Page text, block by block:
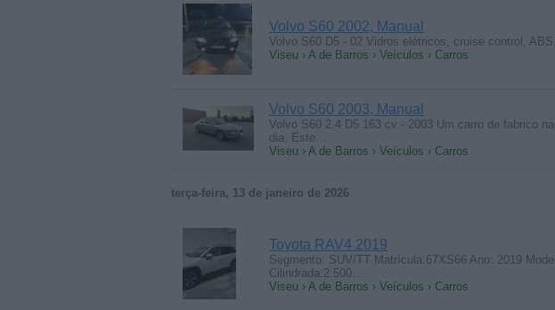
Volvo S60 2002, Manual
Volvo S60 D5 - 02 Vidros elétricos, cruise control,
Viseu › A de Barros › Veículos › Carros
Volvo S60 2003, Manual
Volvo S60 2.4 D5 163 cv - 2003 Um carro de fabrico
dia. Este…
Viseu › A de Barros › Veículos › Carros
terça-feira, 13 de janeiro de 2026
Toyota RAV4 2019
Segmento: SUV/TT Matrícula:67XS66 Ano: 2019
Cilindrada:2.500…
Viseu › A de Barros › Veículos › Carros